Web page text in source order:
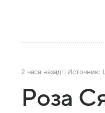
2 часа назад Источник:
Роза